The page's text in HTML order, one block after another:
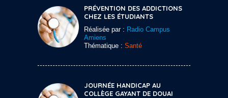
PRÉVENTION DES ADDICTIONS
CHEZ LES ÉTUDIANTS
Réalisée par : Radio Campus
Amiens
Thématique : Santé
JOURNÉE HANDICAP AU
COLLÈGE GAYANT DE DOUAI